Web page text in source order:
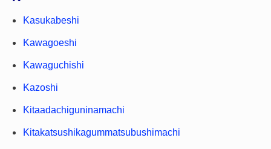
Kasukabeshi
Kawagoeshi
Kawaguchishi
Kazoshi
Kitaadachiguninamachi
Kitakatsushikagummatsubushimachi